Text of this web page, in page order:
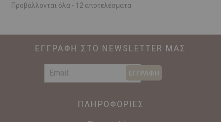
Προβάλλονται όλα - 12 αποτελέσματα
ΕΓΓΡΑΦΗ ΣΤΟ NEWSLETTER ΜΑΣ
ΕΓΓΡΑΦΗ
ΠΛΗΡΟΦΟΡΙΕΣ